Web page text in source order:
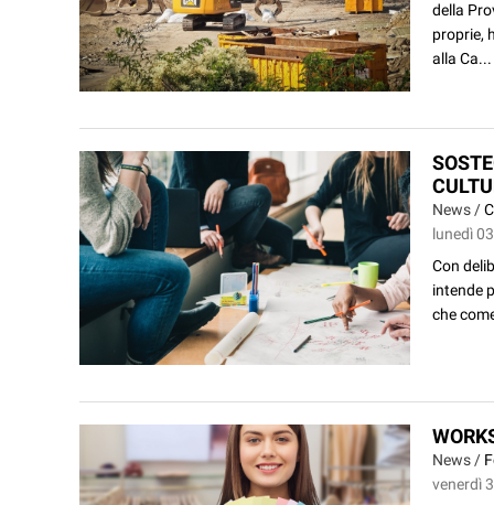
della
proprie,
alla Ca...
News /
lunedì
Con
intende
che
News /
venerdì